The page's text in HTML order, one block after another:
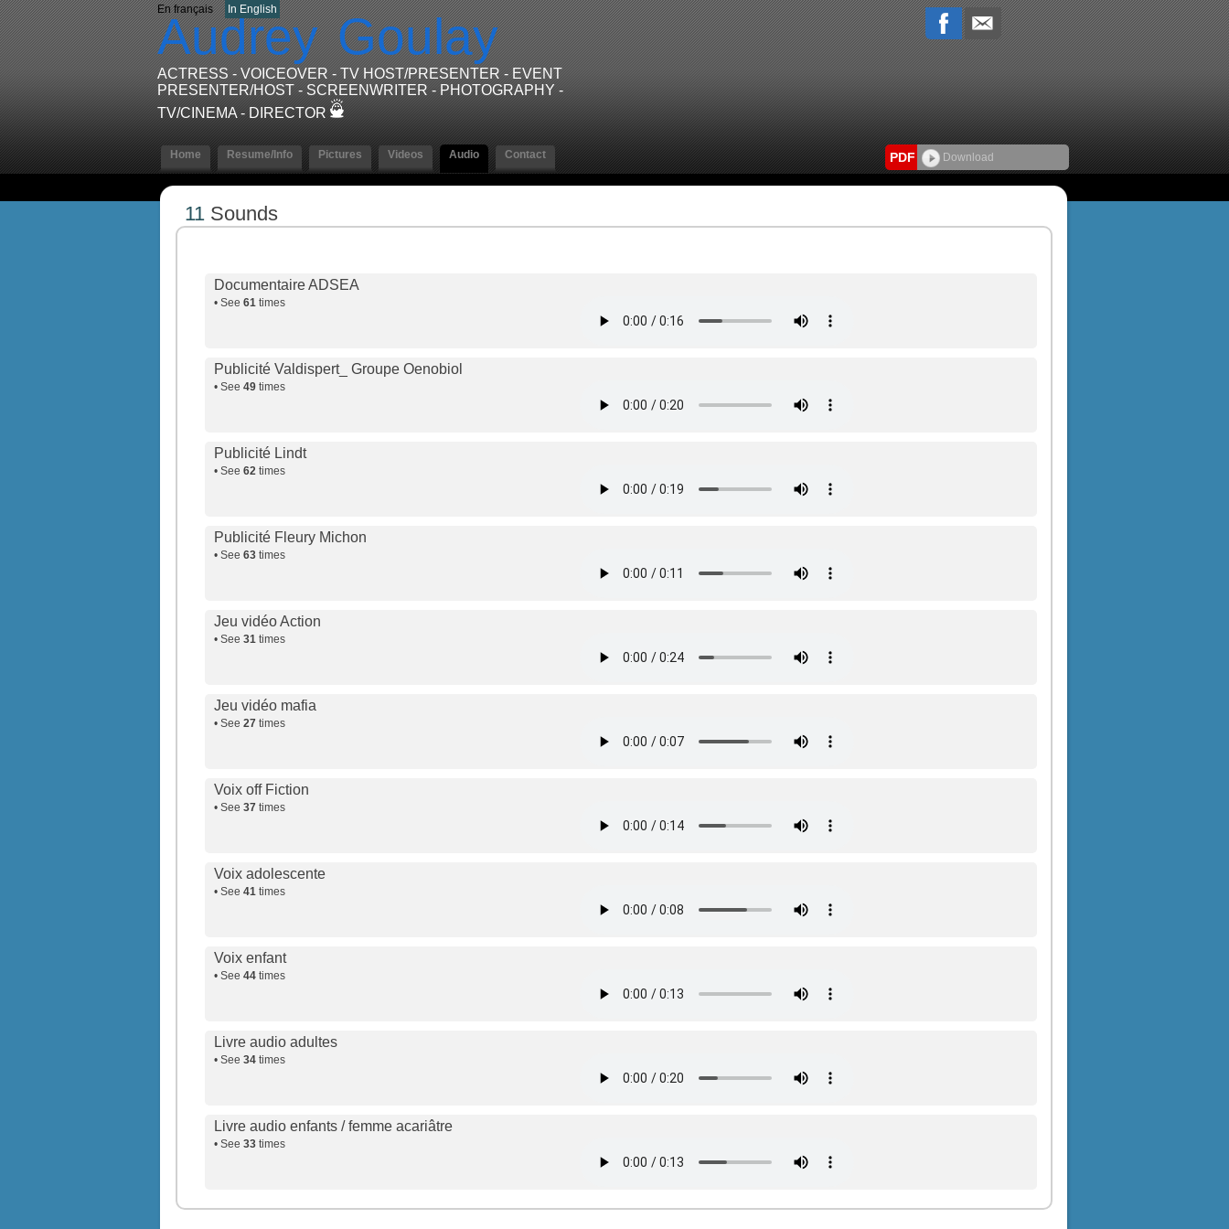
En français In English
Audrey Goulay
ACTRESS - VOICEOVER - TV HOST/PRESENTER - EVENT
PRESENTER/HOST - SCREENWRITER - PHOTOGRAPHY -
TV/CINEMA - DIRECTOR
Home Resume/Info Pictures Videos Audio Contact PDF Download
11 Sounds
Documentaire ADSEA
• See 61 times
Publicité Valdispert_ Groupe Oenobiol
• See 49 times
Publicité Lindt
• See 62 times
Publicité Fleury Michon
• See 63 times
Jeu vidéo Action
• See 31 times
Jeu vidéo mafia
• See 27 times
Voix off Fiction
• See 37 times
Voix adolescente
• See 41 times
Voix enfant
• See 44 times
Livre audio adultes
• See 34 times
Livre audio enfants / femme acariâtre
• See 33 times